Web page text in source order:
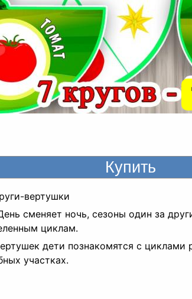
вертушки
сменяет ночь, сезоны один за
циклам.
дети познакомятся с циклами
участках.